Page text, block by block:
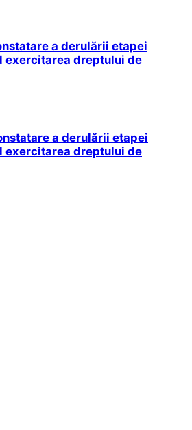
a derulării etapei
exercitarea dreptului de
a derulării etapei
exercitarea dreptului de